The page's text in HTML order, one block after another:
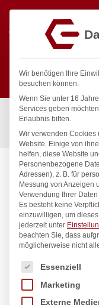
Start /
Präsentation
Wir benötigen Ihre
besuchen können.
Wenn Sie unter 16
Services geben
Erlaubnis bitten.
Wir verwenden Cookies
Website. Einige von
helfen, diese Website
Personenbezogene
Adressen), z. B. für
Messung von Anzeigen
Verwendung Ihrer
Es besteht keine
einzuwilligen, um
jederzeit unter
beachten Sie, dass
möglicherweise nicht
Es folgt eine Liste
Essenziell
Marketing
Externe